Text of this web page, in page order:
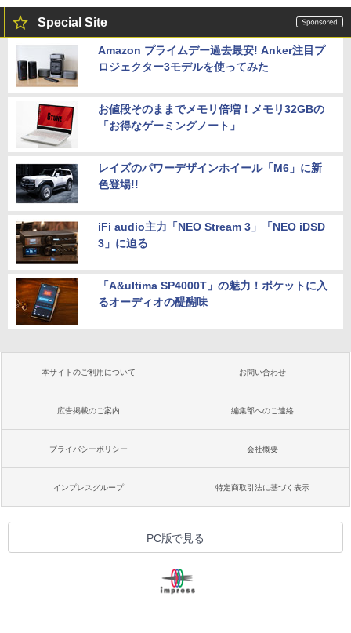
Special Site
Amazon プライムデー過去最安! Anker注目プ
ロジェクター3モデルを使ってみた
お値段そのままでメモリ倍増！メモリ32GBの
「お得なゲーミングノート」
レイズのパワーデザインホイール「M6」に新
色登場!!
iFi audio主力「NEO Stream 3」「NEO iDSD
3」に迫る
「A&ultima SP4000T」の魅力！ポケットに入
るオーディオの醍醐味
本サイトのご利用について お問い合わせ
広告掲載のご案内 編集部へのご連絡
プライバシーポリシー 会社概要
インプレスグループ 特定商取引法に基づく表示
PC版で見る